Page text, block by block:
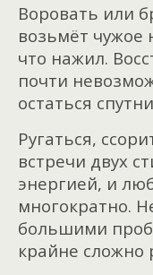
Воровать или
возьмёт чужое
что нажил.
почти
остаться
Ругаться,
встречи двух
энергией, и
многократно.
большими
крайне сложно